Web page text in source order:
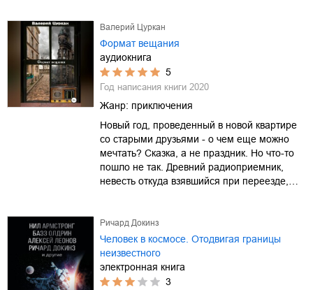
Валерий Цуркан
Формат вещания
аудиокнига
5
Год написания книги 2020
Жанр: приключения
Новый год, проведенный в новой квартире
со старыми друзьями - о чем еще можно
мечтать? Сказка, а не праздник. Но что-то
пошло не так. Древний радиоприемник,
невесть откуда взявшийся при переезде,…
Ричард Докинз
Человек в космосе. Отодвигая границы
неизвестного
электронная книга
3